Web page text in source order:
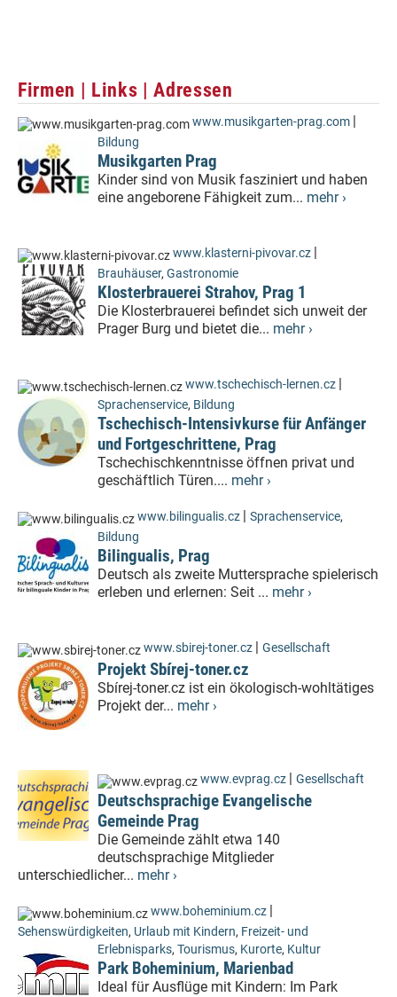
Firmen | Links | Adressen
www.musikgarten-prag.com |
Bildung
Musikgarten Prag
Kinder sind von Musik fasziniert und haben
eine angeborene Fähigkeit zum... mehr ›
www.klasterni-pivovar.cz |
Brauhäuser, Gastronomie
Klosterbrauerei Strahov, Prag 1
Die Klosterbrauerei befindet sich unweit der
Prager Burg und bietet die... mehr ›
www.tschechisch-lernen.cz |
Sprachenservice, Bildung
Tschechisch-Intensivkurse für Anfänger
und Fortgeschrittene, Prag
Tschechischkenntnisse öffnen privat und
geschäftlich Türen.... mehr ›
www.bilingualis.cz | Sprachenservice,
Bildung
Bilingualis, Prag
Deutsch als zweite Muttersprache spielerisch
erleben und erlernen: Seit ... mehr ›
www.sbirej-toner.cz | Gesellschaft
Projekt Sbírej-toner.cz
Sbírej-toner.cz ist ein ökologisch-wohltätiges
Projekt der... mehr ›
www.evprag.cz | Gesellschaft
Deutschsprachige Evangelische
Gemeinde Prag
Die Gemeinde zählt etwa 140
deutschsprachige Mitglieder
unterschiedlicher... mehr ›
www.boheminium.cz |
Sehenswürdigkeiten, Urlaub mit Kindern, Freizeit- und
Erlebnisparks, Tourismus, Kurorte, Kultur
Park Boheminium, Marienbad
Ideal für Ausflüge mit Kindern: Im Park